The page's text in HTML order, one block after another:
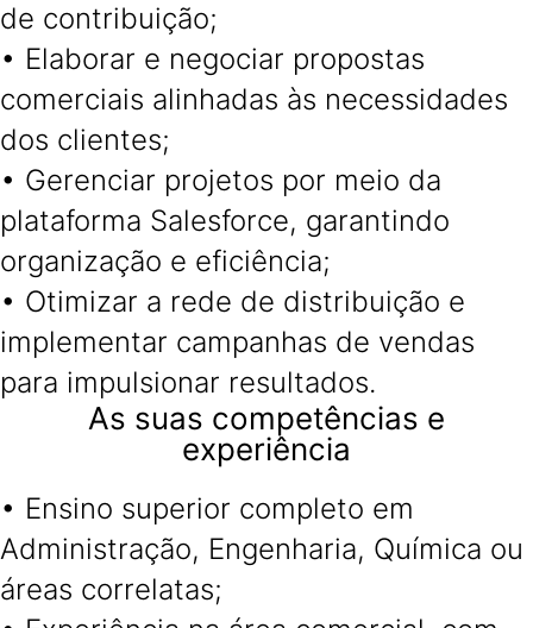
de contribuição;
• Elaborar e negociar propostas
comerciais alinhadas às necessidades
dos clientes;
• Gerenciar projetos por meio da
plataforma Salesforce, garantindo
organização e eficiência;
• Otimizar a rede de distribuição e
implementar campanhas de vendas
para impulsionar resultados.
As suas competências e
experiência
• Ensino superior completo em
Administração, Engenharia, Química ou
áreas correlatas;